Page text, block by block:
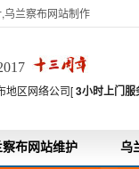
乌兰察布网站制作
地区网络公司[3小时上门服
察布网站维护 乌